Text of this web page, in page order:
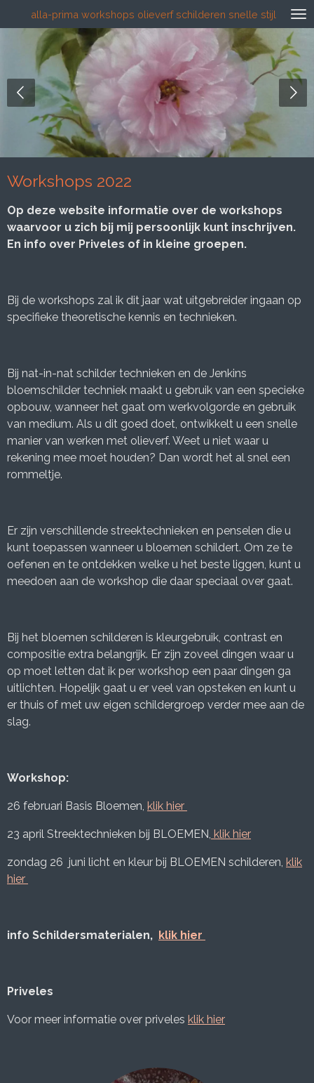
direct
hoofdinhoud
alla-prima workshops olieverf schilderen snelle stijl
Workshops 2022
Op deze website informatie over de workshops
waarvoor u zich bij mij persoonlijk kunt inschrijven.
En info over Priveles of in kleine groepen.
Bij de workshops zal ik dit jaar wat uitgebreider ingaan op
specifieke theoretische kennis en technieken.
Bij nat-in-nat schilder technieken en de Jenkins
bloemschilder techniek maakt u gebruik van een specieke
opbouw, wanneer het gaat om werkvolgorde en gebruik
van medium. Als u dit goed doet, ontwikkelt u een snelle
manier van werken met olieverf. Weet u niet waar u
rekening mee moet houden? Dan wordt het al snel een
rommeltje.
Er zijn verschillende streektechnieken en penselen die u
kunt toepassen wanneer u bloemen schildert. Om ze te
oefenen en te ontdekken welke u het beste liggen, kunt u
meedoen aan de workshop die daar speciaal over gaat.
Bij het bloemen schilderen is kleurgebruik, contrast en
compositie extra belangrijk. Er zijn zoveel dingen waar u
op moet letten dat ik per workshop een paar dingen ga
uitlichten. Hopelijk gaat u er veel van opsteken en kunt u
er thuis of met uw eigen schildergroep verder mee aan de
slag.
Workshop:
26 februari Basis Bloemen, klik hier
23 april Streektechnieken bij BLOEMEN, klik hier
zondag 26 juni licht en kleur bij BLOEMEN schilderen, klik
hier
info Schildersmaterialen, klik hier
Priveles
Voor meer informatie over priveles klik hier